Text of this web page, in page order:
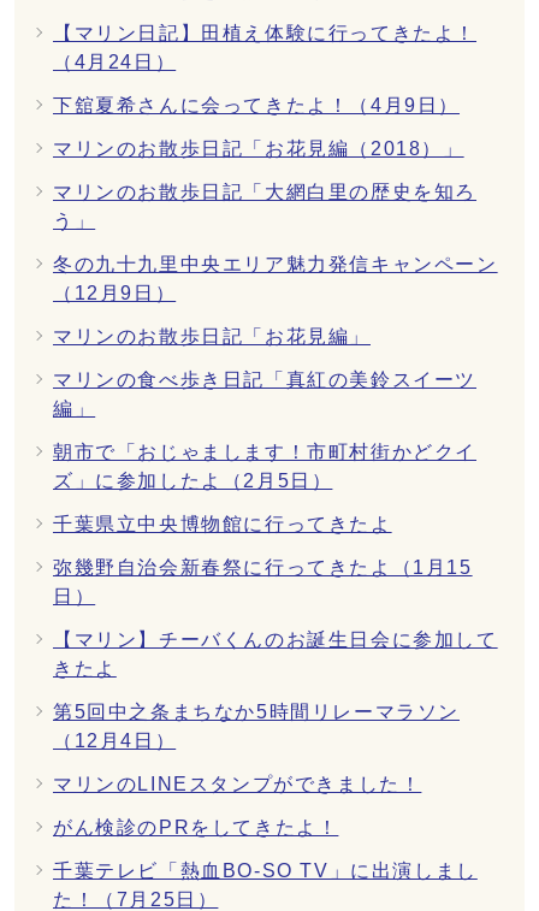
【マリン日記】田植え体験に行ってきたよ！
（4月24日）
下舘夏希さんに会ってきたよ！（4月9日）
マリンのお散歩日記「お花見編（2018）」
マリンのお散歩日記「大網白里の歴史を知ろ
う」
冬の九十九里中央エリア魅力発信キャンペーン
（12月9日）
マリンのお散歩日記「お花見編」
マリンの食べ歩き日記「真紅の美鈴スイーツ
編」
朝市で「おじゃまします！市町村街かどクイ
ズ」に参加したよ（2月5日）
千葉県立中央博物館に行ってきたよ
弥幾野自治会新春祭に行ってきたよ（1月15
日）
【マリン】チーバくんのお誕生日会に参加して
きたよ
第5回中之条まちなか5時間リレーマラソン
（12月4日）
マリンのLINEスタンプができました！
がん検診のPRをしてきたよ！
千葉テレビ「熱血BO‐SO TV」に出演しまし
た！（7月25日）